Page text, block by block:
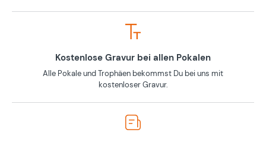
Kostenlose Gravur bei allen Pokalen
Alle Pokale und Trophäen bekommst Du bei uns mit
kostenloser Gravur.